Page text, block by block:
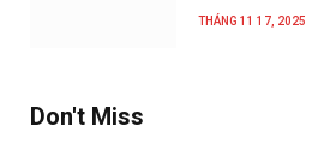
năm 2025
THÁNG 11 17, 2025
Don't Miss